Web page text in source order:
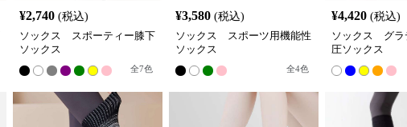
¥2,740 (税込)
ソックス スポーティー膝下
ソックス
全7色
¥3,580 (税込)
ソックス スポーツ用機能性
ソックス
全4色
¥4,420 (税込)
ソックス グラ
圧ソックス